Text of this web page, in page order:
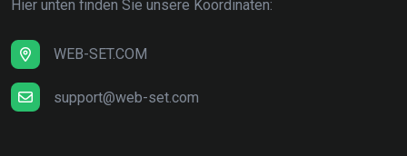
Hier unten finden Sie unsere Koordinaten:
WEB-SET.COM
support@web-set.com